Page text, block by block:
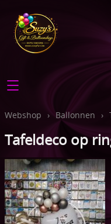
Home
Webshop
TOEBEHOREN
Ballonnen
GEPERSONALISEERD
BEDRUKTE TEXTIEL
Info
Contact
Mijn account
Webshop › Ballonnen ›
Tafeldeco op